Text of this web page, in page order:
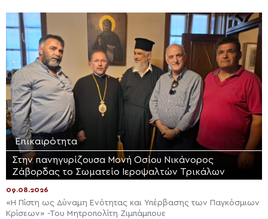
Επικαιρότητα
Στην πανηγυρίζουσα Μονή Οσίου Νικάνορος
Ζάβορδας το Σωματείο Ιεροψαλτών Τρικάλων
09.08.2026
«Η Πίστη ως Δύναμη Ενότητας και Υπέρβασης των Παγκόσμιων
Κρίσεων» -Του Μητροπολίτη Ζιμπάμπουε